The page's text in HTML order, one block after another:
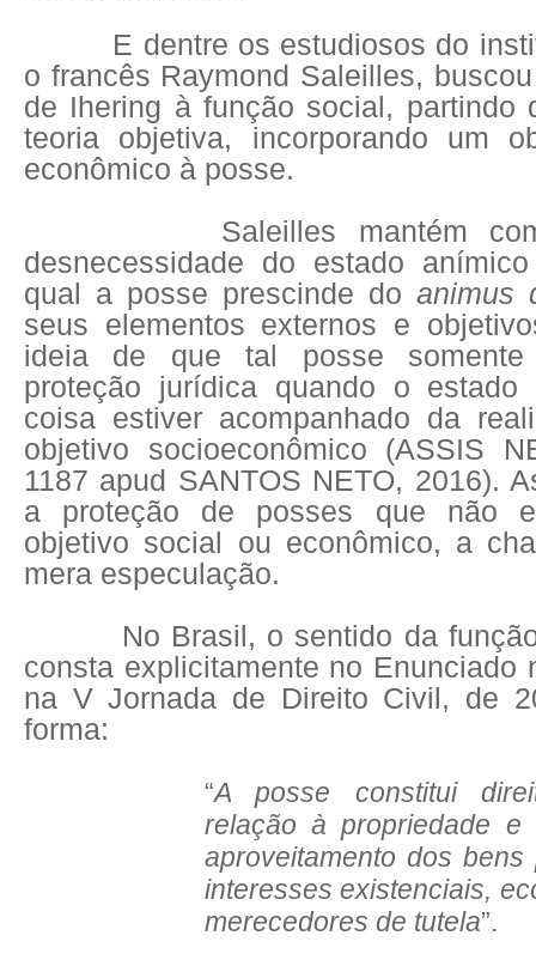
E dentre os estudiosos do
o francês Raymond Saleilles,
de Ihering à função social, partindo
teoria objetiva, incorporando um
econômico à posse.
Saleilles mantém como
desnecessidade do estado
qual a posse prescinde do animus
seus elementos externos e
ideia de que tal posse somente
proteção jurídica quando o
coisa estiver acompanhado da
objetivo socioeconômico (ASSIS
1187 apud SANTOS NETO, 2016).
a proteção de posses que não
objetivo social ou econômico, a
mera especulação.
No Brasil, o sentido da função
consta explicitamente no Enunciado
na V Jornada de Direito Civil, de
forma:
“A posse constitui
relação à propriedade e
aproveitamento dos
interesses existenciais,
merecedores de tutela”.